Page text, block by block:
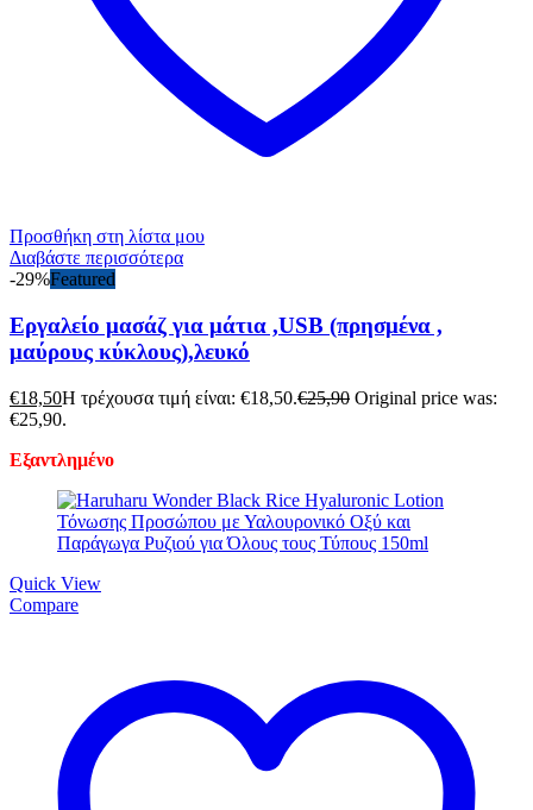
Προσθήκη στη λίστα μου
Διαβάστε περισσότερα
-29%Featured
Εργαλείο μασάζ για μάτια ,USB (πρησμένα ,
μαύρους κύκλους),λευκό
€18,50Η τρέχουσα τιμή είναι: €18,50.€25,90 Original price was:
€25,90.
Εξαντλημένο
Quick View
Compare